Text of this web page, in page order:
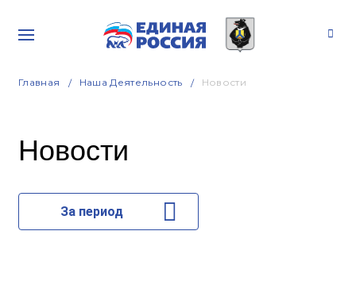
Главная Наша Деятельность Новости
Новости
За период